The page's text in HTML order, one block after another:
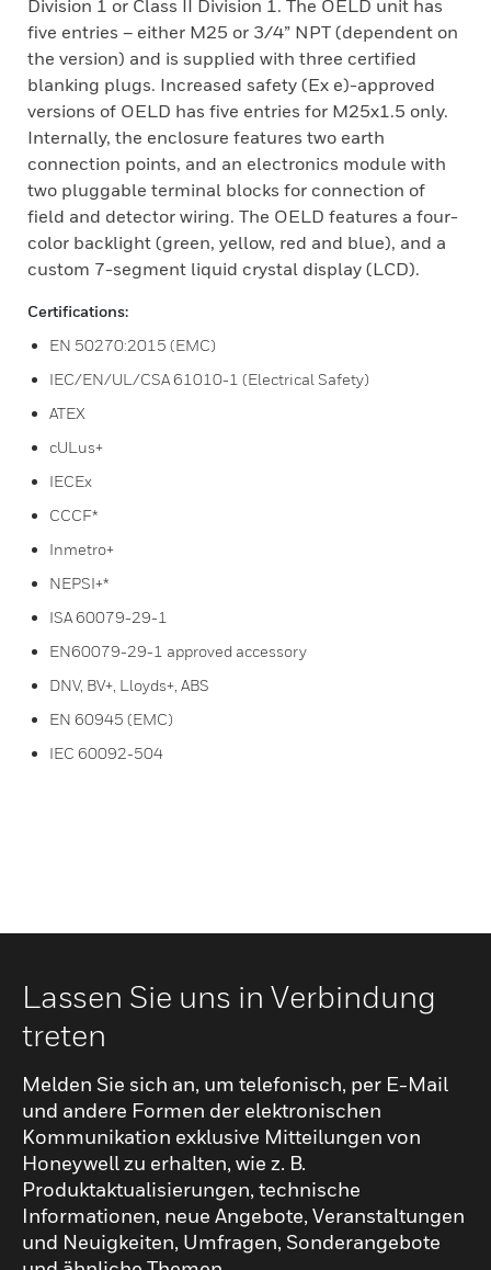
Division 1 or Class II Division 1. The OELD unit has
five entries – either M25 or 3/4” NPT (dependent on
the version) and is supplied with three certified
blanking plugs. Increased safety (Ex e)-approved
versions of OELD has five entries for M25x1.5 only.
Internally, the enclosure features two earth
connection points, and an electronics module with
two pluggable terminal blocks for connection of
field and detector wiring. The OELD features a four-
color backlight (green, yellow, red and blue), and a
custom 7-segment liquid crystal display (LCD).
Certifications:
EN 50270:2015 (EMC)
IEC/EN/UL/CSA 61010-1 (Electrical Safety)
ATEX
cULus+
IECEx
CCCF*
Inmetro+
NEPSI+*
ISA 60079-29-1
EN60079-29-1 approved accessory
DNV, BV+, Lloyds+, ABS
EN 60945 (EMC)
IEC 60092-504
Lassen Sie uns in Verbindung
treten
Melden Sie sich an, um telefonisch, per E-Mail
und andere Formen der elektronischen
Kommunikation exklusive Mitteilungen von
Honeywell zu erhalten, wie z. B.
Produktaktualisierungen, technische
Informationen, neue Angebote, Veranstaltungen
und Neuigkeiten, Umfragen, Sonderangebote